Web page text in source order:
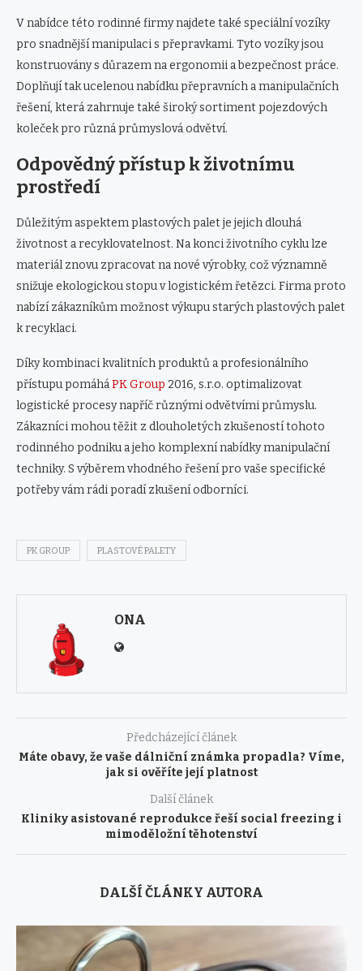
V nabídce této rodinné firmy najdete také speciální vozíky
pro snadnější manipulaci s přepravkami. Tyto vozíky jsou
konstruovány s důrazem na ergonomii a bezpečnost práce.
Doplňují tak ucelenou nabídku přepravních a manipulačních
řešení, která zahrnuje také široký sortiment pojezdových
koleček pro různá průmyslová odvětví.
Odpovědný přístup k životnímu
prostředí
Důležitým aspektem plastových palet je jejich dlouhá
životnost a recyklovatelnost. Na konci životního cyklu lze
materiál znovu zpracovat na nové výrobky, což významně
snižuje ekologickou stopu v logistickém řetězci. Firma proto
nabízí zákazníkům možnost výkupu starých plastových palet
k recyklaci.
Díky kombinaci kvalitních produktů a profesionálního
přístupu pomáháPK Group 2016, s.r.o. optimalizovat
logistické procesy napříč různými odvětvími průmyslu.
Zákazníci mohou těžit z dlouholetých zkušeností tohoto
rodinného podniku a jeho komplexní nabídky manipulační
techniky. S výběrem vhodného řešení pro vaše specifické
potřeby vám rádi poradí zkušení odborníci.
PK GROUP PLASTOVÉ PALETY
ONA
Předcházející článek
Máte obavy, že vaše dálniční známka propadla? Víme,
jak si ověříte její platnost
Další článek
Kliniky asistované reprodukce řeší social freezing i
mimoděložní těhotenství
DALŠÍ ČLÁNKY AUTORA